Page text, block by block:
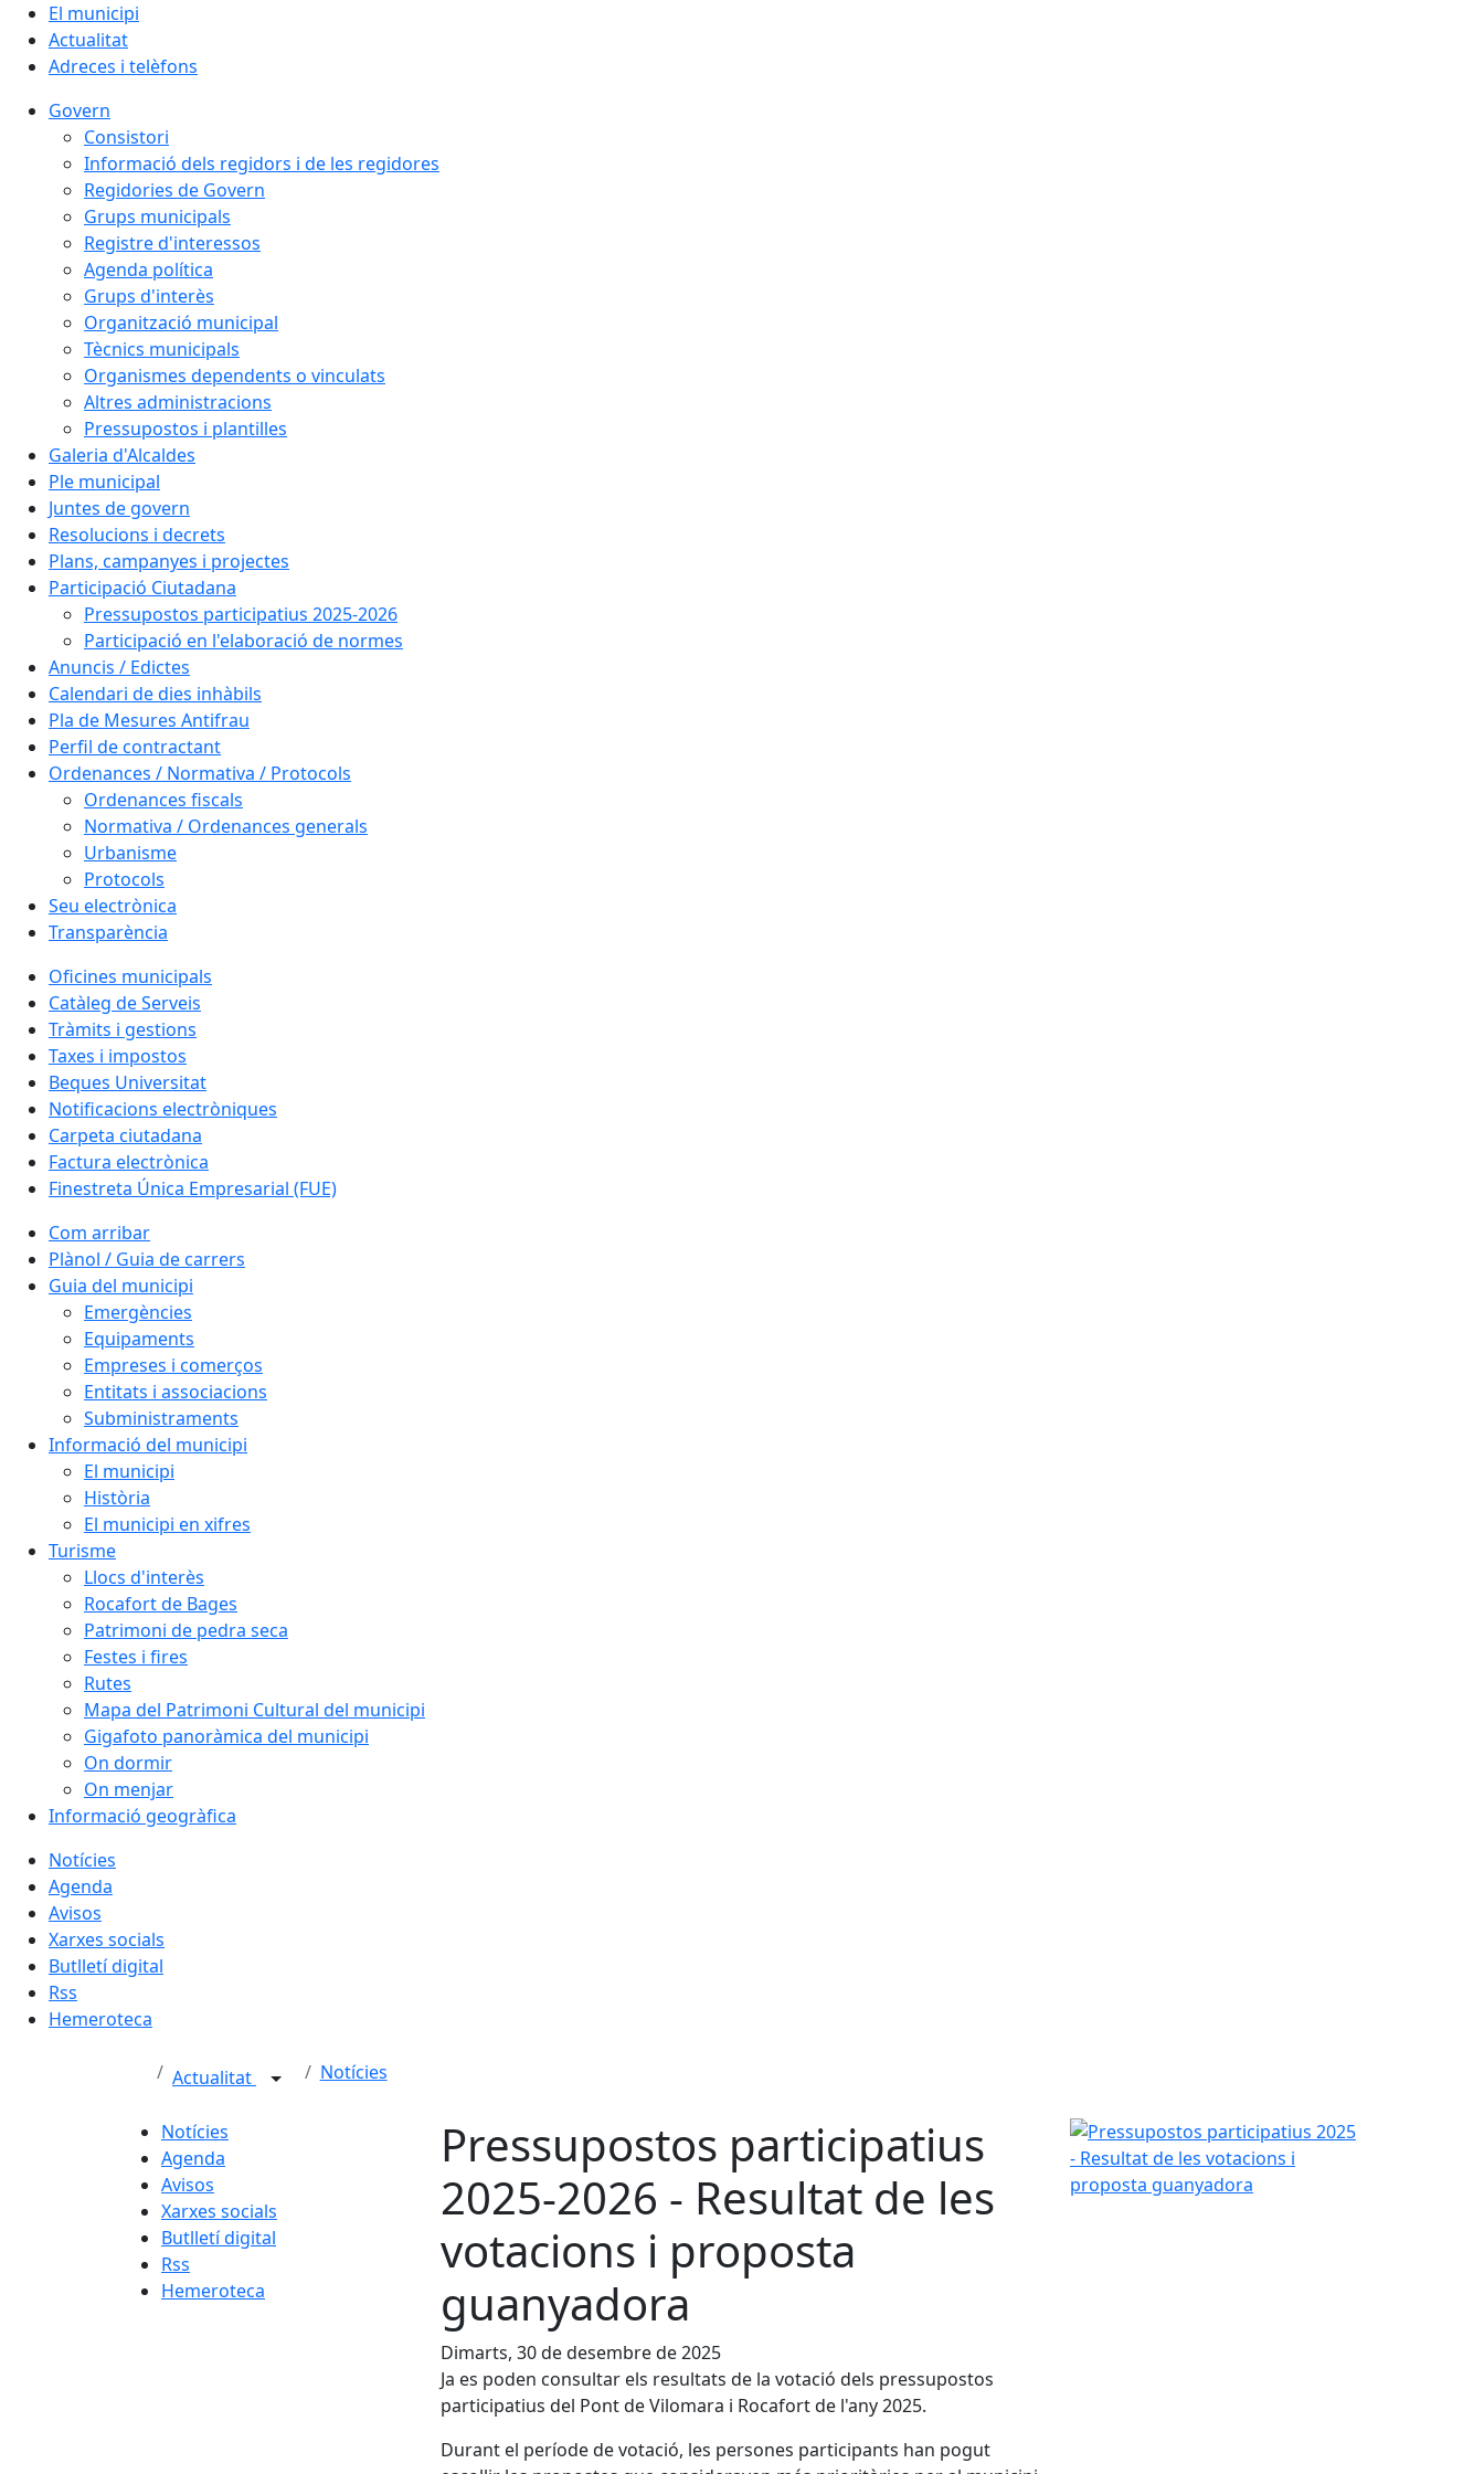
El municipi
Actualitat
Adreces i telèfons
Govern
Consistori
Informació dels regidors i de les regidores
Regidories de Govern
Grups municipals
Registre d'interessos
Agenda política
Grups d'interès
Organització municipal
Tècnics municipals
Organismes dependents o vinculats
Altres administracions
Pressupostos i plantilles
Galeria d'Alcaldes
Ple municipal
Juntes de govern
Resolucions i decrets
Plans, campanyes i projectes
Participació Ciutadana
Pressupostos participatius 2025-2026
Participació en l'elaboració de normes
Anuncis / Edictes
Calendari de dies inhàbils
Pla de Mesures Antifrau
Perfil de contractant
Ordenances / Normativa / Protocols
Ordenances fiscals
Normativa / Ordenances generals
Urbanisme
Protocols
Seu electrònica
Transparència
Oficines municipals
Catàleg de Serveis
Tràmits i gestions
Taxes i impostos
Beques Universitat
Notificacions electròniques
Carpeta ciutadana
Factura electrònica
Finestreta Única Empresarial (FUE)
Com arribar
Plànol / Guia de carrers
Guia del municipi
Emergències
Equipaments
Empreses i comerços
Entitats i associacions
Subministraments
Informació del municipi
El municipi
Història
El municipi en xifres
Turisme
Llocs d'interès
Rocafort de Bages
Patrimoni de pedra seca
Festes i fires
Rutes
Mapa del Patrimoni Cultural del municipi
Gigafoto panoràmica del municipi
On dormir
On menjar
Informació geogràfica
Notícies
Agenda
Avisos
Xarxes socials
Butlletí digital
Rss
Hemeroteca
Actualitat Notícies
Notícies
Agenda
Avisos
Xarxes socials
Butlletí digital
Rss
Hemeroteca
Pressupostos participatius
2025-2026 - Resultat de les
votacions i proposta
guanyadora
Dimarts, 30 de desembre de 2025
Ja es poden consultar els resultats de la votació dels pressupostos
participatius del Pont de Vilomara i Rocafort de l'any 2025.
Durant el període de votació, les persones participants han pogut
Pressupostos participatius 2025 - Resultat de